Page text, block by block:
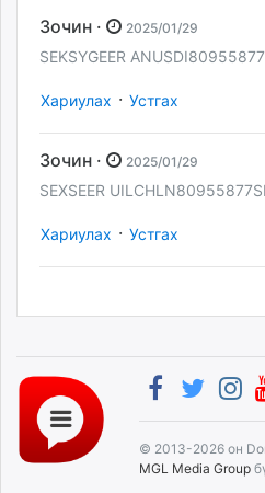
Зочин · 2025/01/29
SEKSYGEER ANUSDI80955877
Хариулах · Устгах
Зочин · 2025/01/29
SEXSEER
Хариулах · Устгах
© 2013-2026 он
MGL Media Group